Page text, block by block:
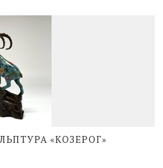
«КОЗЕРОГ»